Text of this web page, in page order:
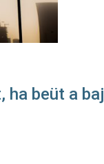
ha beüt a baj